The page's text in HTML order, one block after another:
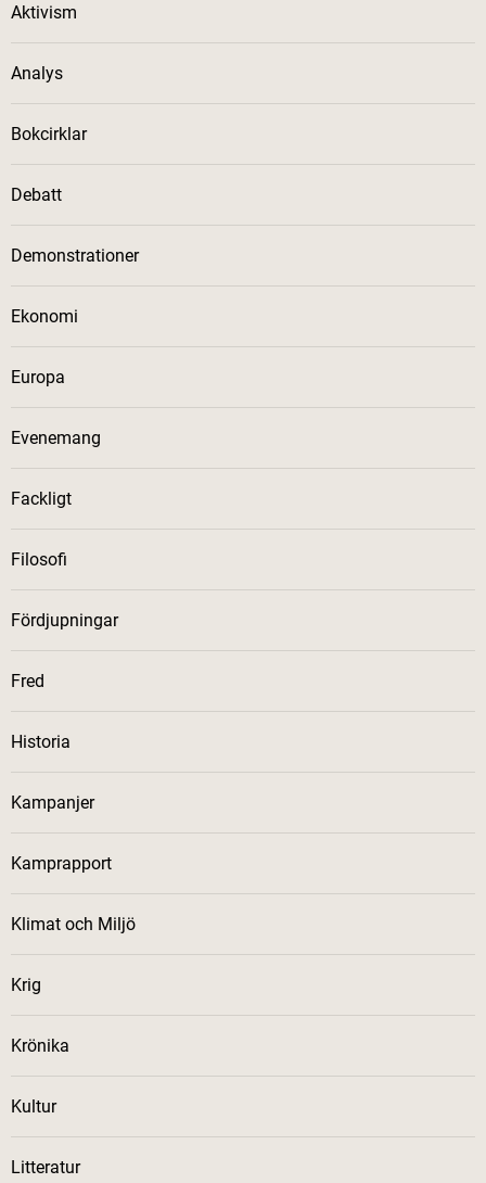
Aktivism
Analys
Bokcirklar
Debatt
Demonstrationer
Ekonomi
Europa
Evenemang
Fackligt
Filosofi
Fördjupningar
Fred
Historia
Kampanjer
Kamprapport
Klimat och Miljö
Krig
Krönika
Kultur
Litteratur